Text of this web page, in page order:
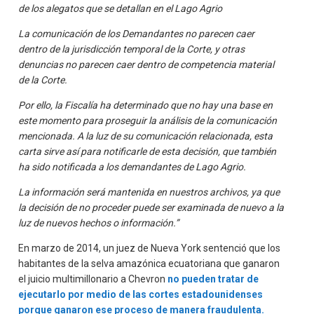
de los alegatos que se detallan en el Lago Agrio
La comunicación de los Demandantes no parecen caer
dentro de la jurisdicción temporal de la Corte, y otras
denuncias no parecen caer dentro de competencia material
de la Corte.
Por ello, la Fiscalía ha determinado que no hay una base en
este momento para proseguir la análisis de la comunicación
mencionada. A la luz de su comunicación relacionada, esta
carta sirve así para notificarle de esta decisión, que también
ha sido notificada a los demandantes de Lago Agrio.
La información será mantenida en nuestros archivos, ya que
la decisión de no proceder puede ser examinada de nuevo a la
luz de nuevos hechos o información.”
En marzo de 2014, un juez de Nueva York sentenció que los
habitantes de la selva amazónica ecuatoriana que ganaron
el juicio multimillonario a Chevron no pueden tratar de
ejecutarlo por medio de las cortes estadounidenses
porque ganaron ese proceso de manera fraudulenta.